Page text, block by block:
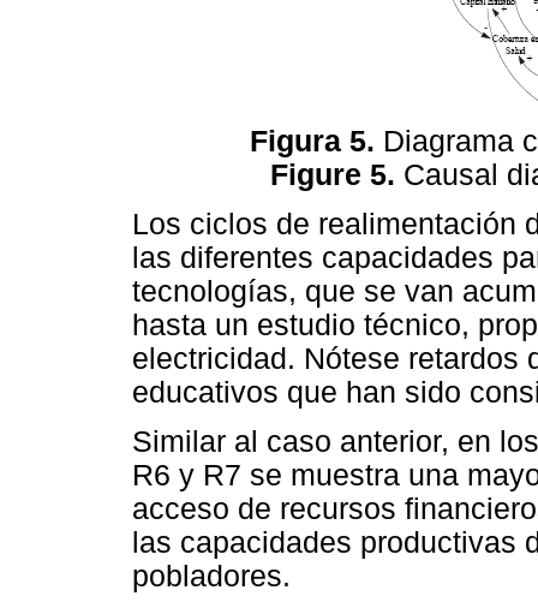
Figura 5. Diagrama
Figure 5. Causal
Los ciclos de realimentación
las diferentes capacidades
tecnologías, que se van
hasta un estudio técnico,
electricidad. Nótese retardos
educativos que han sido
Similar al caso anterior, en
R6 y R7 se muestra una
acceso de recursos
las capacidades productivas
pobladores.